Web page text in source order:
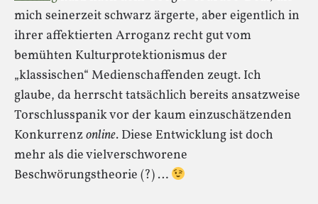
mich seinerzeit schwarz ärgerte, aber eigentlich in
ihrer affektierten Arroganz recht gut vom
bemühten Kulturprotektionismus der
„klassischen“ Medienschaffenden zeugt. Ich
glaube, da herrscht tatsächlich bereits ansatzweise
Torschlusspanik vor der kaum einzuschätzenden
Konkurrenzonline. Diese Entwicklung ist doch
mehr als die vielverschworene
Beschwörungstheorie (?) …